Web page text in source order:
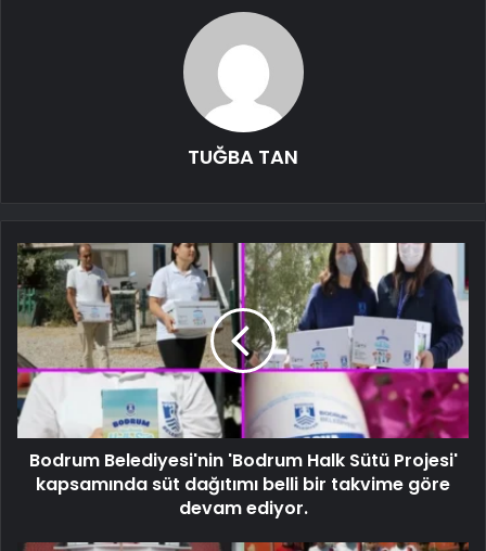
TUĞBA TAN
Bodrum Belediyesi'nin 'Bodrum Halk Sütü Projesi'
kapsamında süt dağıtımı belli bir takvime göre
devam ediyor.